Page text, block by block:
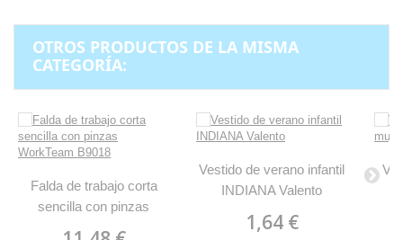
OTROS PRODUCTOS DE LA MISMA
CATEGORÍA:
Falda de trabajo corta
sencilla con pinzas
Vestido de verano infantil
INDIANA Valento
1,64 €